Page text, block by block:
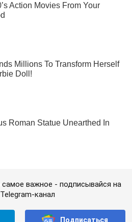
важное - подписывайся на
канал
Подписаться